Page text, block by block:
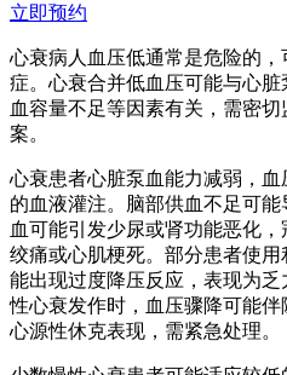
立即预约
心衰病人血压低通常是危险的
症。心衰合并低血压可能与心
血容量不足等因素有关，需密
案。
心衰患者心脏泵血能力减弱，
的血液灌注。脑部供血不足可
血可能引发少尿或肾功能恶化
绞痛或心肌梗死。部分患者使
能出现过度降压反应，表现为
性心衰发作时，血压骤降可能
心源性休克表现，需紧急处理。